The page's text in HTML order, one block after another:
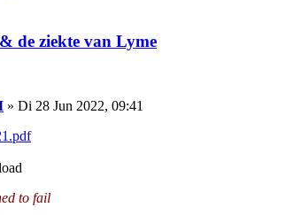
de ziekte van Lyme
» Di 28 Jun 2022, 09:41
to fail